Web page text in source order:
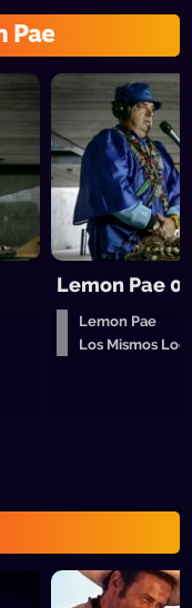
Pae
Lemon Pae
Lemon Pae
Los Mismos